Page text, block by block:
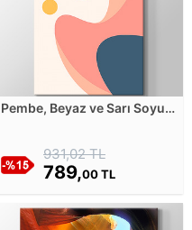
Pembe, Beyaz ve Sarı Soyut
931,02 TL
789,00 TL